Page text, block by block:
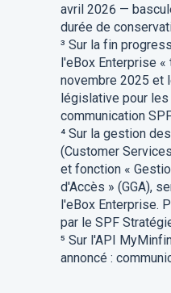
avril 2026 —
durée de
³ Sur la fin
l'eBox Enterprise «
novembre 2025 et
législative pour les
communication
⁴ Sur la gestion
(Customer
et fonction «
d'Accès » (GGA),
l'eBox Enterprise.
par le SPF
⁵ Sur l'API
annoncé :